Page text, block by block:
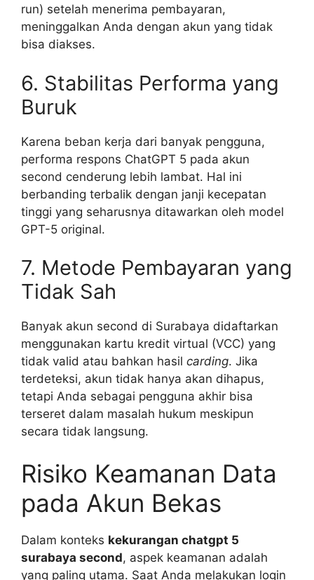
run) setelah menerima pembayaran,
meninggalkan Anda dengan akun yang tidak
bisa diakses.
6. Stabilitas Performa yang
Buruk
Karena beban kerja dari banyak pengguna,
performa respons ChatGPT 5 pada akun
second cenderung lebih lambat. Hal ini
berbanding terbalik dengan janji kecepatan
tinggi yang seharusnya ditawarkan oleh model
GPT-5 original.
7. Metode Pembayaran yang
Tidak Sah
Banyak akun second di Surabaya didaftarkan
menggunakan kartu kredit virtual (VCC) yang
tidak valid atau bahkan hasil carding. Jika
terdeteksi, akun tidak hanya akan dihapus,
tetapi Anda sebagai pengguna akhir bisa
terseret dalam masalah hukum meskipun
secara tidak langsung.
Risiko Keamanan Data
pada Akun Bekas
Dalam konteks kekurangan chatgpt 5
surabaya second, aspek keamanan adalah
yang paling utama. Saat Anda melakukan login